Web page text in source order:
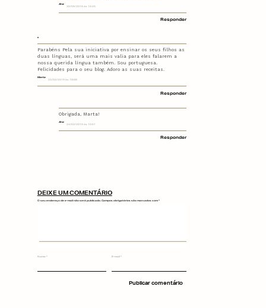
Ana
30/09/2018 às 16:25
Responder
Marta
22/02/2019 às 18:08
Parabéns Pela sua iniciativa por ensinar os seus filhos as
duas línguas, será uma mais valia para eles falarem a
nossa querida língua também. Sou portuguesa.
Felicidades para o seu blog. Adoro as suas receitas.
Responder
Ana
24/02/2019 às 10:51
Obrigada, Marta!
Responder
DEIXE UM COMENTÁRIO
O seu endereço de e-mail não será publicado. Campos obrigatórios são marcados com*
Nome* E-mail*